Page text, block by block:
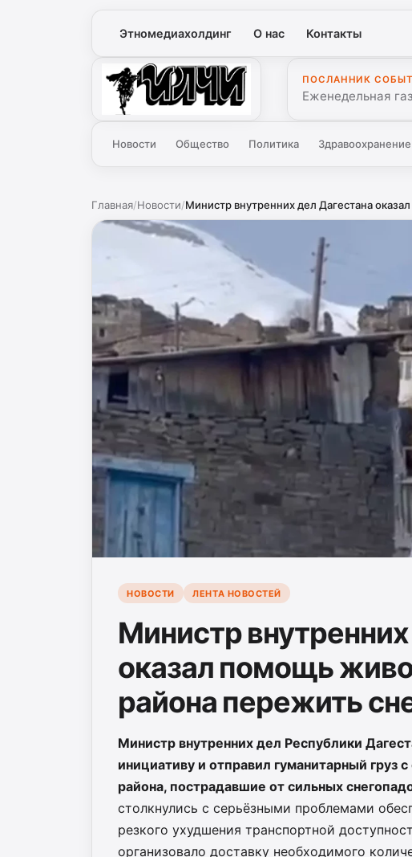
Этномедиахолдинг О нас Контакты
Илчи
ПОСЛАННИК
Еженедельная
Новости Общество Политика Здравоохранение
Главная/Новости/Министр внутренних дел Дагестана
НОВОСТИ ЛЕНТА НОВОСТЕЙ
Министр
оказал помощь
района пережить
Министр внутренних дел Республики
инициативу и отправил гуманитарный груз
района, пострадавшие от сильных
столкнулись с серьёзными проблемами
резкого ухудшения транспортной
организовало доставку необходимого